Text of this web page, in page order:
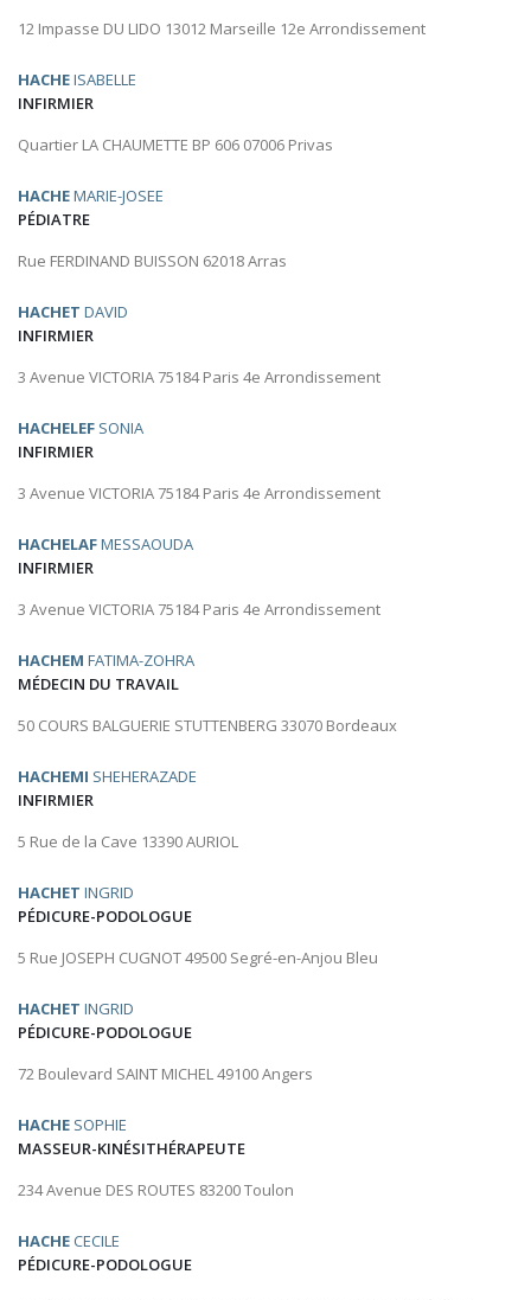
12 Impasse DU LIDO 13012 Marseille 12e Arrondissement
HACHEISABELLE
INFIRMIER
Quartier LA CHAUMETTE BP 606 07006 Privas
HACHEMARIE-JOSEE
PÉDIATRE
Rue FERDINAND BUISSON 62018 Arras
HACHET DAVID
INFIRMIER
3 Avenue VICTORIA 75184 Paris 4e Arrondissement
HACHELEF SONIA
INFIRMIER
3 Avenue VICTORIA 75184 Paris 4e Arrondissement
HACHELAFMESSAOUDA
INFIRMIER
3 Avenue VICTORIA 75184 Paris 4e Arrondissement
HACHEM FATIMA-ZOHRA
MÉDECIN DU TRAVAIL
50 COURS BALGUERIE STUTTENBERG 33070 Bordeaux
HACHEMI SHEHERAZADE
INFIRMIER
5 Rue de la Cave 13390 AURIOL
HACHET INGRID
PÉDICURE-PODOLOGUE
5 Rue JOSEPH CUGNOT 49500 Segré-en-Anjou Bleu
HACHET INGRID
PÉDICURE-PODOLOGUE
72 Boulevard SAINT MICHEL 49100 Angers
HACHE SOPHIE
MASSEUR-KINÉSITHÉRAPEUTE
234 Avenue DES ROUTES 83200 Toulon
HACHE CECILE
PÉDICURE-PODOLOGUE